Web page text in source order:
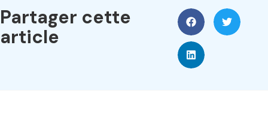
Partager cette
article